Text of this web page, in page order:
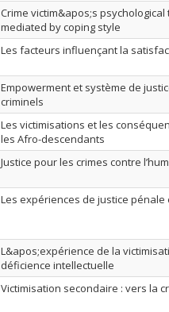
Crime victim&apos;s
mediated by coping style
Les facteurs influençant la
Empowerment et système de
criminels
Les victimisations et les
les Afro-descendants
Justice pour les crimes contre
Les expériences de justice
L&apos;expérience de la
déficience intellectuelle
Victimisation secondaire : vers la